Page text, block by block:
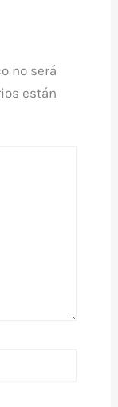
no será
están